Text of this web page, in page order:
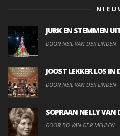
JURK EN STEMMEN
DOOR NEIL VAN DER LINDEN
JOOST LEKKER LOS IN
DOOR NEIL VAN DER LINDEN
SOPRAAN NELLY VAN
DOOR BO VAN DER MEULEN